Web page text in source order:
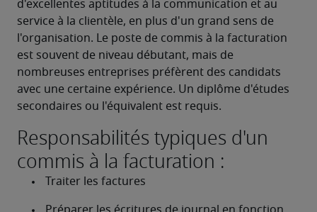
d'excellentes aptitudes à la communication et au
service à la clientèle, en plus d'un grand sens de
l'organisation. Le poste de commis à la facturation
est souvent de niveau débutant, mais de
nombreuses entreprises préfèrent des candidats
avec une certaine expérience. Un diplôme d'études
secondaires ou l'équivalent est requis.
Responsabilités typiques d'un
commis à la facturation :
Traiter les factures